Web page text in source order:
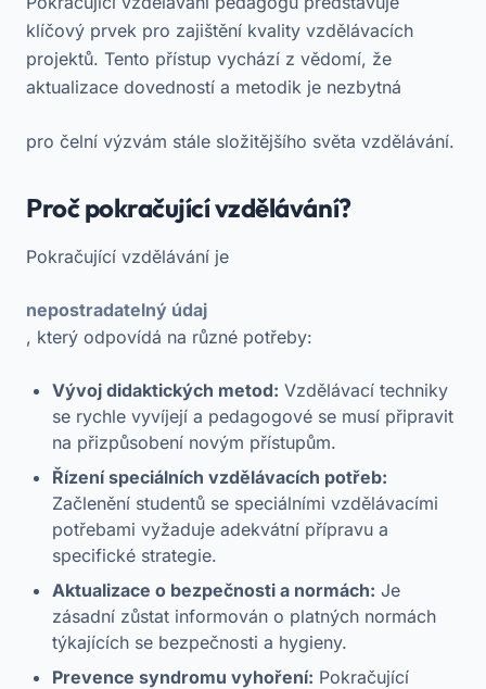
klíčový prvek pro zajištění kvality vzdělávacích
projektů. Tento přístup vychází z vědomí, že
aktualizace dovedností a metodik je nezbytná
pro čelní výzvám stále složitějšího světa vzdělávání.
Proč pokračující vzdělávání?
Pokračující vzdělávání je
nepostradatelný údaj
, který odpovídá na různé potřeby:
Vývoj didaktických metod: Vzdělávací techniky
se rychle vyvíjejí a pedagogové se musí připravit
na přizpůsobení novým přístupům.
Řízení speciálních vzdělávacích potřeb:
Začlenění studentů se speciálními vzdělávacími
potřebami vyžaduje adekvátní přípravu a
specifické strategie.
Aktualizace o bezpečnosti a normách: Je
zásadní zůstat informován o platných normách
týkajících se bezpečnosti a hygieny.
Prevence syndromu vyhoření: Pokračující